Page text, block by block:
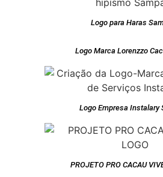
Logo para Haras
Logo Marca Lorenzzo
Logo Empresa Instalary
PROJETO PRO CACAU